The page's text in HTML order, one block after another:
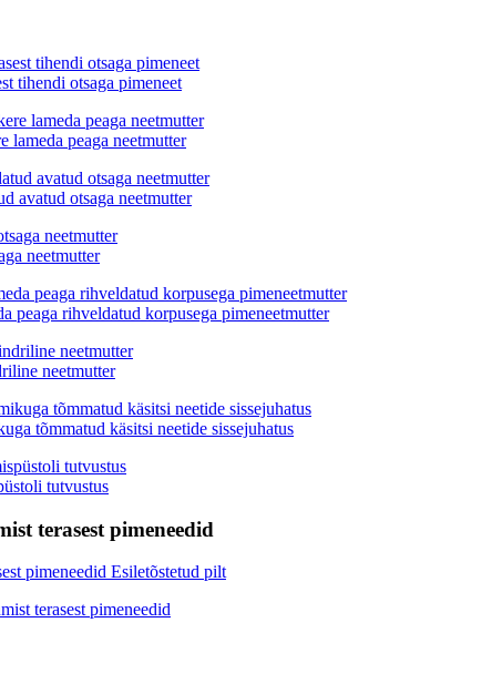
tihendi otsaga pimeneet
lameda peaga neetmutter
avatud otsaga neetmutter
neetmutter
peaga rihveldatud korpusega pimeneetmutter
neetmutter
tõmmatud käsitsi neetide sissejuhatus
tutvustus
terasest pimeneedid